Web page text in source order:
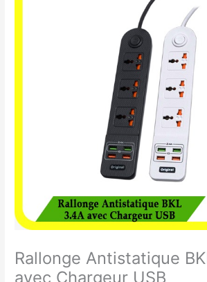
Rallonge Antistatique
avec Chargeur USB